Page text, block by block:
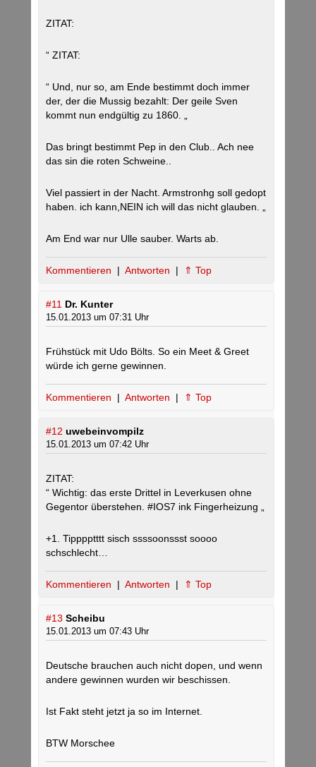
ZITAT:
“ ZITAT:
“ Und, nur so, am Ende bestimmt doch immer
der, der die Mussig bezahlt: Der geile Sven
kommt nun endgültig zu 1860. „
Das bringt bestimmt Pep in den Club.. Ach nee
das sin die roten Schweine..
Viel passiert in der Nacht. Armstronhg soll gedopt
haben. ich kann,NEIN ich will das nicht glauben. „
Am End war nur Ulle sauber. Warts ab.
Kommentieren | Antworten | ⇑ Top
#11 Dr. Kunter
15.01.2013 um 07:31 Uhr
Frühstück mit Udo Bölts. So ein Meet & Greet
würde ich gerne gewinnen.
Kommentieren | Antworten | ⇑ Top
#12 uwebeinvompilz
15.01.2013 um 07:42 Uhr
ZITAT:
“ Wichtig: das erste Drittel in Leverkusen ohne
Gegentor überstehen. #IOS7 ink Fingerheizung „
+1. Tipppptttt sisch ssssoonssst soooo
schschlecht…
Kommentieren | Antworten | ⇑ Top
#13 Scheibu
15.01.2013 um 07:43 Uhr
Deutsche brauchen auch nicht dopen, und wenn
andere gewinnen wurden wir beschissen.
Ist Fakt steht jetzt ja so im Internet.
BTW Morschee